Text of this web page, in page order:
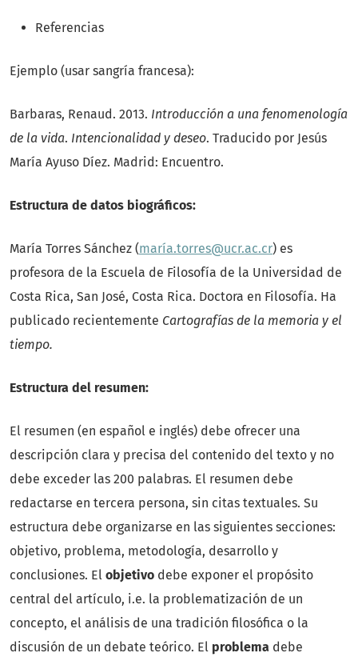
Referencias
Ejemplo (usar sangría francesa):
Barbaras, Renaud. 2013. Introducción a una fenomenología
de la vida. Intencionalidad y deseo. Traducido por Jesús
María Ayuso Díez. Madrid: Encuentro.
Estructura de datos biográficos:
María Torres Sánchez (maría.torres@ucr.ac.cr) es
profesora de la Escuela de Filosofía de la Universidad de
Costa Rica, San José, Costa Rica. Doctora en Filosofía. Ha
publicado recientemente Cartografías de la memoria y el
tiempo.
Estructura del resumen:
El resumen (en español e inglés) debe ofrecer una
descripción clara y precisa del contenido del texto y no
debe exceder las 200 palabras. El resumen debe
redactarse en tercera persona, sin citas textuales. Su
estructura debe organizarse en las siguientes secciones:
objetivo, problema, metodología, desarrollo y
conclusiones. El objetivo debe exponer el propósito
central del artículo, i.e. la problematización de un
concepto, el análisis de una tradición filosófica o la
discusión de un debate teórico. El problema debe